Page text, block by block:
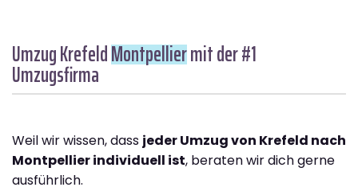
Umzug KrefeldMontpelliermit der #1
Umzugsfirma
Weil wir wissen, dass jeder Umzug von Krefeld nach
Montpellier individuell ist, beraten wir dich gerne
ausführlich.